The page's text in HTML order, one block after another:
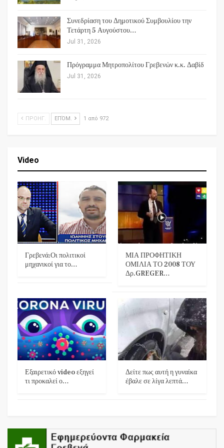
Συνεδρίαση του Δημοτικού Συμβουλίου την
Τετάρτη 5 Αυγούστου…
Jul 31, 2026
Πρόγραμμα Μητροπολίτου Γρεβενών κ.κ. Δαβίδ
Jul 31, 2026
ΠΡΟΗΓ. ΕΠΌΜ. 1 από 972
Video
Γρεβενά:Οι πολιτικοί
μηχανικοί για το…
ΜΙΑ ΠΡΟΦΗΤΙΚΗ
ΟΜΙΛΙΑ ΤΟ 2008 ΤΟΥ
Δρ.GREGER…
Εξαιρετικό video εξηγεί
τι προκαλεί ο…
Δείτε πως αυτή η γυναίκα
έβαλε σε λίγα λεπτά…